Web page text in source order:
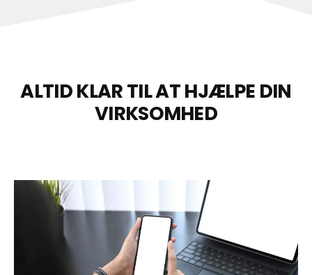
ALTID KLAR TIL AT HJÆLPE DIN
VIRKSOMHED